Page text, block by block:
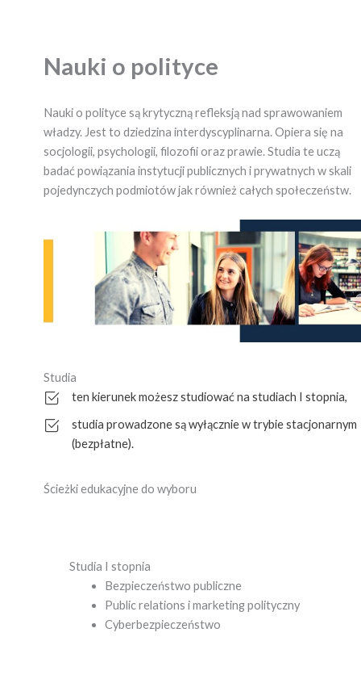
Nauki o polityce
Nauki o polityce są krytyczną refleksją nad sprawowaniem
władzy. Jest to dziedzina interdyscyplinarna. Opiera się na
socjologii, psychologii, filozofii oraz prawie. Studia te uczą
badać powiązania instytucji publicznych i prywatnych w skali
pojedynczych podmiotów jak również całych społeczeństw.
Studia
ten kierunek możesz studiować na studiach I stopnia,
studia prowadzone są wyłącznie w trybie stacjonarnym
(bezpłatne).
Ścieżki edukacyjne do wyboru
Studia I stopnia
Bezpieczeństwo publiczne
Public relations i marketing polityczny
Cyberbezpieczeństwo